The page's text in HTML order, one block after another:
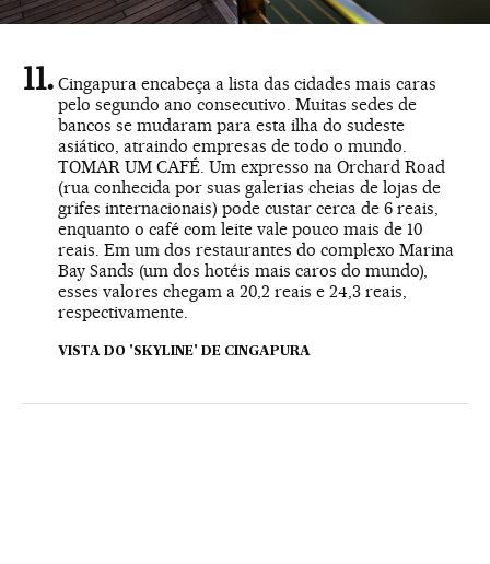
Cingapura encabeça a lista das cidades mais caras
pelo segundo ano consecutivo. Muitas sedes de
bancos se mudaram para esta ilha do sudeste
asiático, atraindo empresas de todo o mundo.
TOMAR UM CAFÉ. Um expresso na Orchard Road
(rua conhecida por suas galerias cheias de lojas de
grifes internacionais) pode custar cerca de 6 reais,
enquanto o café com leite vale pouco mais de 10
reais. Em um dos restaurantes do complexo Marina
Bay Sands (um dos hotéis mais caros do mundo),
esses valores chegam a 20,2 reais e 24,3 reais,
respectivamente.
VISTA DO 'SKYLINE' DE CINGAPURA